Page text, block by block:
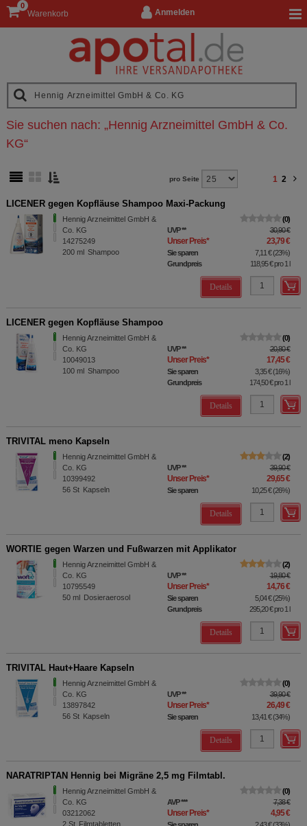
Anmelden
Warenkorb
0
Sie suchen nach: „Hennig Arzneimittel GmbH & Co.
KG“
pro Seite 1 2
LICENER gegen Kopfläuse Shampoo Maxi-Packung
Hennig Arzneimittel GmbH &
Co. KG
14275249
200 ml Shampoo
0
UVP** 30,90 €
Unser Preis* 23,79 €
Sie sparen 7,11 €(23%)
Grundpreis
118,95 €pro 1 l
Details
LICENER gegen Kopfläuse Shampoo
Hennig Arzneimittel GmbH &
Co. KG
10049013
100 ml Shampoo
0
UVP** 20,80 €
Unser Preis* 17,45 €
Sie sparen 3,35 €(16%)
Grundpreis
174,50 €pro 1 l
Details
TRIVITAL meno Kapseln
Hennig Arzneimittel GmbH &
Co. KG
10399492
56 St Kapseln
2
UVP** 39,90 €
Unser Preis* 29,65 €
Sie sparen 10,25 €(26%)
Details
WORTIE gegen Warzen und Fußwarzen mit Applikator
Hennig Arzneimittel GmbH &
Co. KG
10795549
50 ml Dosieraerosol
2
UVP** 19,80 €
Unser Preis* 14,76 €
Sie sparen 5,04 €(25%)
Grundpreis
295,20 €pro 1 l
Details
TRIVITAL Haut+Haare Kapseln
Hennig Arzneimittel GmbH &
Co. KG
13897842
56 St Kapseln
0
UVP** 39,90 €
Unser Preis* 26,49 €
Sie sparen 13,41 €(34%)
Details
NARATRIPTAN Hennig bei Migräne 2,5 mg Filmtabl.
Hennig Arzneimittel GmbH &
Co. KG
03212062
2 St Filmtabletten
0
AVP*** 7,38 €
Unser Preis* 4,95 €